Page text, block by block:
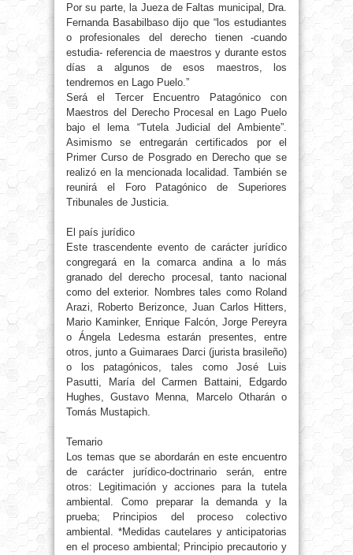
Por su parte, la Jueza de Faltas municipal, Dra.
Fernanda Basabilbaso dijo que “los estudiantes
o profesionales del derecho tienen -cuando
estudia- referencia de maestros y durante estos
días a algunos de esos maestros, los
tendremos en Lago Puelo.”
Será el Tercer Encuentro Patagónico con
Maestros del Derecho Procesal en Lago Puelo
bajo el lema “Tutela Judicial del Ambiente”.
Asimismo se entregarán certificados por el
Primer Curso de Posgrado en Derecho que se
realizó en la mencionada localidad. También se
reunirá el Foro Patagónico de Superiores
Tribunales de Justicia.
El país jurídico
Este trascendente evento de carácter jurídico
congregará en la comarca andina a lo más
granado del derecho procesal, tanto nacional
como del exterior. Nombres tales como Roland
Arazi, Roberto Berizonce, Juan Carlos Hitters,
Mario Kaminker, Enrique Falcón, Jorge Pereyra
o Ángela Ledesma estarán presentes, entre
otros, junto a Guimaraes Darci (jurista brasileño)
o los patagónicos, tales como José Luis
Pasutti, María del Carmen Battaini, Edgardo
Hughes, Gustavo Menna, Marcelo Otharán o
Tomás Mustapich.
Temario
Los temas que se abordarán en este encuentro
de carácter jurídico-doctrinario serán, entre
otros: Legitimación y acciones para la tutela
ambiental. Como preparar la demanda y la
prueba; Principios del proceso colectivo
ambiental. *Medidas cautelares y anticipatorias
en el proceso ambiental; Principio precautorio y